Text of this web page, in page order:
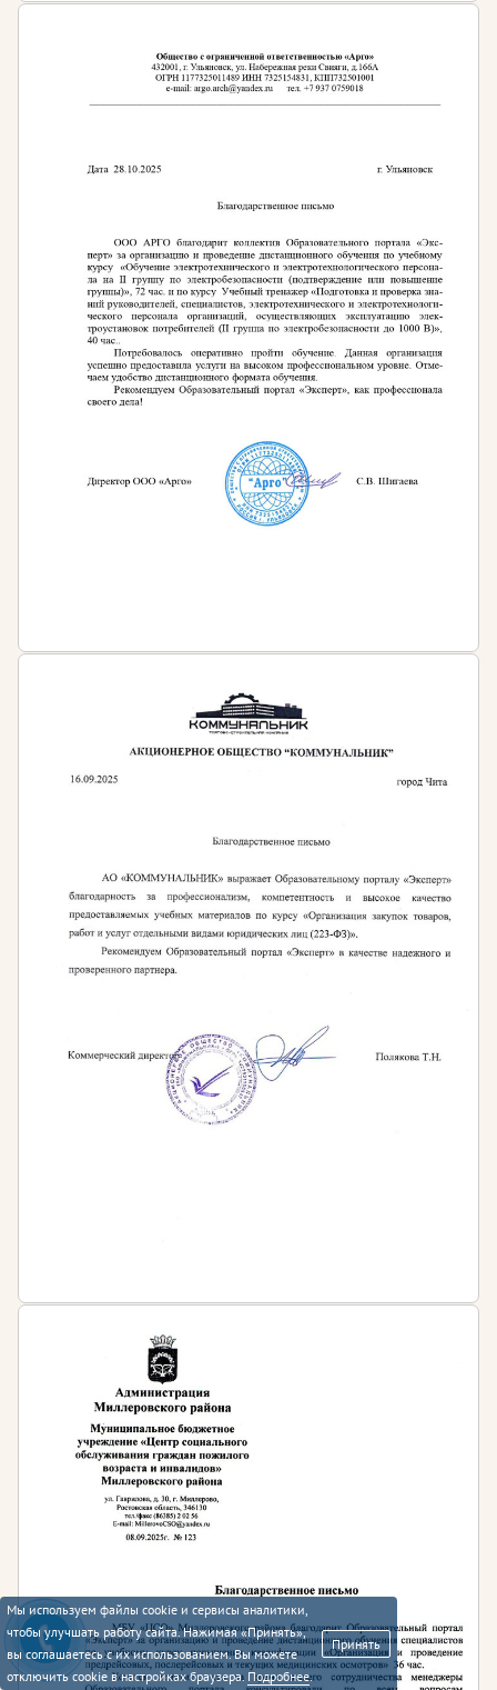
Мы используем файлы cookie и сервисы аналитики,
чтобы улучшать работу сайта. Нажимая «Принять»,
вы соглашаетесь с их использованием. Вы можете
отключить cookie в настройках браузера. Подробнее.
Принять